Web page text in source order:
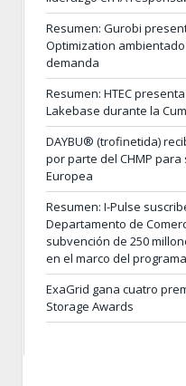
Resumen: Gurobi
Optimization
demanda
Resumen: HTEC
Lakebase durante la
DAYBU® (trofinetida)
por parte del CHMP
Europea
Resumen: I-Pulse
Departamento de
subvención de 250
en el marco del programa
ExaGrid gana cuatro
Storage Awards